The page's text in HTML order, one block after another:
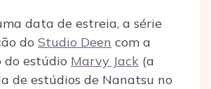
data de estreia, a série
do Studio Deen com a
do estúdio Marvy Jack (a
de estúdios de Nanatsu no